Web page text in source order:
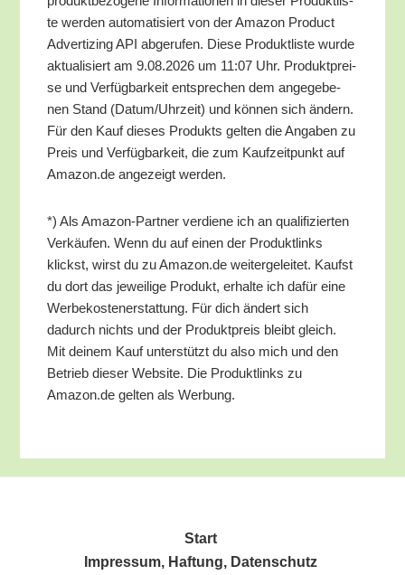
te wer­den auto­ma­ti­siert von der Ama­zon Pro­duct
Adver­tiz­ing API abge­ru­fen. Die­se Pro­dukt­lis­te wur­de
aktua­li­siert am 9.08.2026 um 11:07 Uhr. Pro­dukt­prei­
se und Ver­füg­bar­keit ent­spre­chen dem ange­ge­be­
nen Stand (Datum/​Uhrzeit) und kön­nen sich ändern.
Für den Kauf die­ses Pro­dukts gel­ten die Anga­ben zu
Preis und Ver­füg­bar­keit, die zum Kauf­zeit­punkt auf
Amazon.de ange­zeigt werden.
*) Als Ama­zon-Part­ner ver­die­ne ich an qua­li­fi­zier­ten
Ver­käu­fen. Wenn du auf einen der Pro­dukt­links
klickst, wirst du zu Amazon.de wei­ter­ge­lei­tet. Kaufst
du dort das jewei­li­ge Pro­dukt, erhal­te ich dafür eine
Wer­be­kos­ten­er­stat­tung. Für dich ändert sich
dadurch nichts und der Pro­dukt­preis bleibt gleich.
Mit dei­nem Kauf unter­stützt du also mich und den
Betrieb die­ser Web­site. Die Pro­dukt­links zu
Amazon.de gel­ten als Werbung.
Start
Impres­sum, Haf­tung, Datenschutz